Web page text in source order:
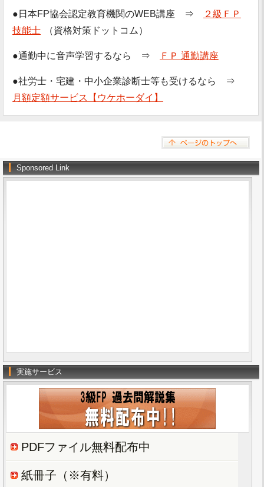
●日本FP協会認定教育機関のWEB講座 ⇒
２級ＦＰ
技能士
（資格対策ドットコム）
●通勤中に音声学習するなら ⇒ ＦＰ 通勤講座
●社労士・宅建・中小企業診断士等も受けるなら ⇒
月額定額サービス【ウケホーダイ】
Sponsored Link
実施サービス
PDFファイル無料配布中
紙冊子（※有料）